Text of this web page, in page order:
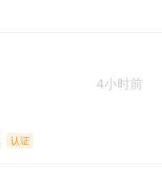
4小时前
认证